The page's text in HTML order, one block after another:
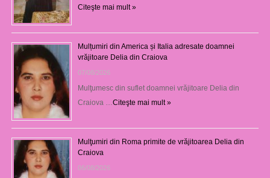
Citeşte mai mult »
Mulțumiri din America și Italia adresate doamnei
vrăjitoare Delia din Craiova
07/08/2026
Mulţumesc din suflet doamnei vrăjitoare Delia din
Craiova … Citeşte mai mult »
Mulţumiri din Roma primite de vrăjitoarea Delia din
Craiova
06/08/2026